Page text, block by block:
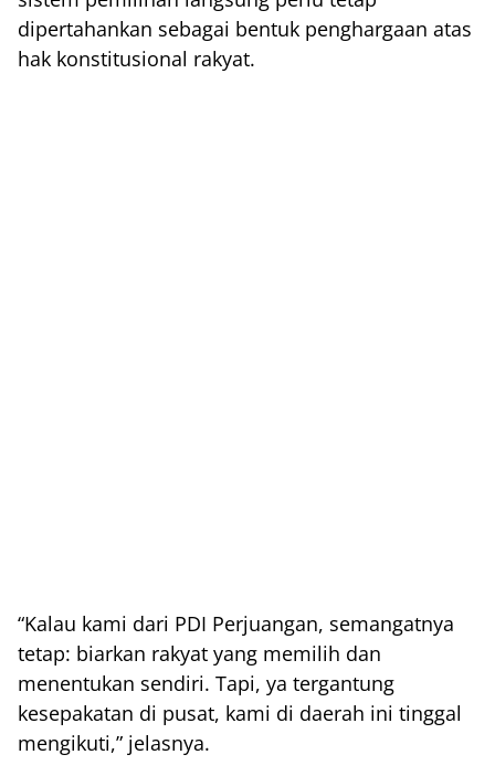
dipertahankan sebagai bentuk penghargaan atas
hak konstitusional rakyat.
“Kalau kami dari PDI Perjuangan, semangatnya
tetap: biarkan rakyat yang memilih dan
menentukan sendiri. Tapi, ya tergantung
kesepakatan di pusat, kami di daerah ini tinggal
mengikuti,” jelasnya.